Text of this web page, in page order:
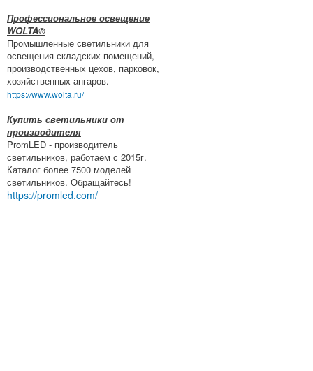
Профессиональное освещение
WOLTA®
Промышленные светильники для
освещения складских помещений,
производственных цехов, парковок,
хозяйственных ангаров.
https://www.wolta.ru/
Купить светильники от
производителя
PromLED - производитель
светильников, работаем с 2015г.
Каталог более 7500 моделей
светильников. Обращайтесь!
https://promled.com/